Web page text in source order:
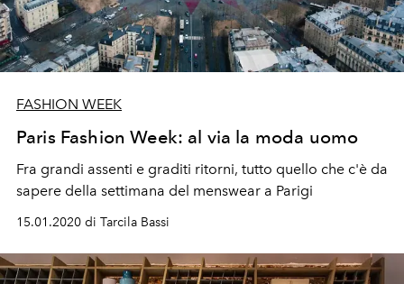
FASHION WEEK
Paris Fashion Week: al via la moda uomo
Fra grandi assenti e graditi ritorni, tutto quello che c'è da
sapere della settimana del menswear a Parigi
15.01.2020 di Tarcila Bassi